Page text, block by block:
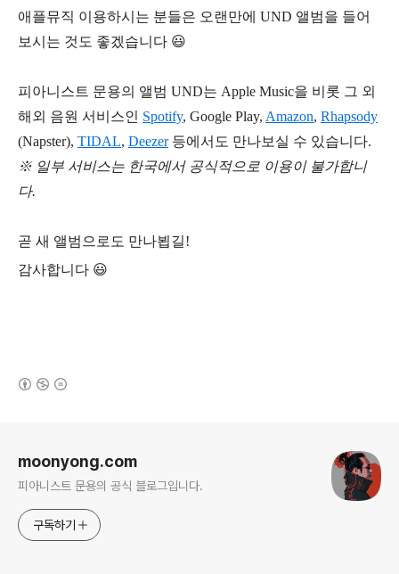
애플뮤직 이용하시는 분들은 오랜만에 UND 앨범을 들어
보시는 것도 좋겠습니다 😃
피아니스트 문용의 앨범 UND는 Apple Music을 비롯 그 외
해외 음원 서비스인 Spotify, Google Play, Amazon, Rhapsody
(Napster), TIDAL, Deezer등에서도 만나보실 수 있습니다.
※ 일부 서비스는 한국에서 공식적으로 이용이 불가합니
다.
곧 새 앨범으로도 만나뵙길!
감사합니다 😃
moonyong.com
피아니스트 문용의 공식 블로그입니다.
구독하기